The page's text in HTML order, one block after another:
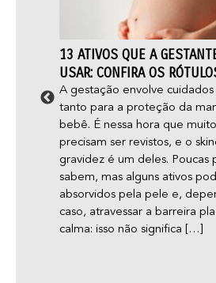
13 ATIVOS QUE A
USAR: CONFIRA OS
A gestação envolve cuidados
tanto para a proteção da
bebê. É nessa hora que
precisam ser revistos, e o
gravidez é um deles. Poucas
sabem, mas alguns ativos
absorvidos pela pele e,
caso, atravessar a barreira
calma: isso não significa […]